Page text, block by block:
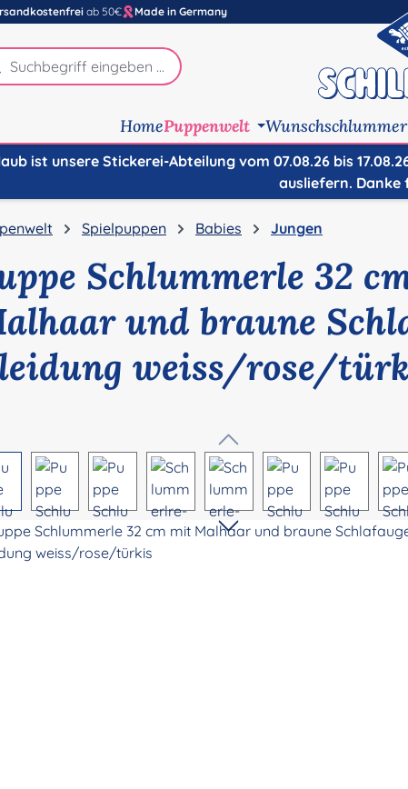
ab 50€ Made in Germany
HomePuppenwelt
ist unsere Stickerei-Abteilung vom 07.08.26 bis
ausliefern. Danke
Spielpuppen Babies Jungen
Schlummerle 32
und braune
weiss/rose/